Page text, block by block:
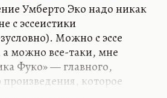
Умберто Эко надо никак
с эссеистики
Можно с эссе
можно все-таки, мне
Фуко» — главного,
которое